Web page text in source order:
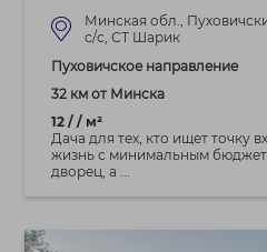
Минская обл.,
c/с, СТ Шарик
Пуховичское направление
32 км от Минска
12 / / м²
Дача для тех, кто ищет точку
жизнь с минимальным
дворец, а ...